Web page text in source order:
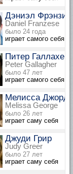
Дэниэл
Daniel Franzese
было 24 года
играет самого себя
Питер Галлахер
Peter Gallagher
было 47 лет
играет самого себя
Мелисса
Melissa George
было 26 лет
играет саму себя
Джуди Грир
Judy Greer
было 27 лет
играет саму себя